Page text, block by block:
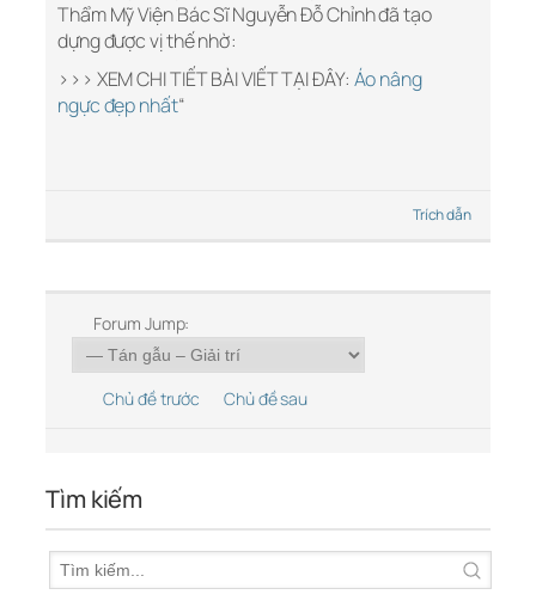
Thẩm Mỹ Viện Bác Sĩ Nguyễn Đỗ Chỉnh đã tạo
dựng được vị thế nhờ:
>>> XEM CHI TIẾT BÀI VIẾT TẠI ĐÂY: Áo nâng
ngực đẹp nhất“
Trích dẫn
Forum Jump:
Chủ đề trước Chủ đề sau
Tìm kiếm